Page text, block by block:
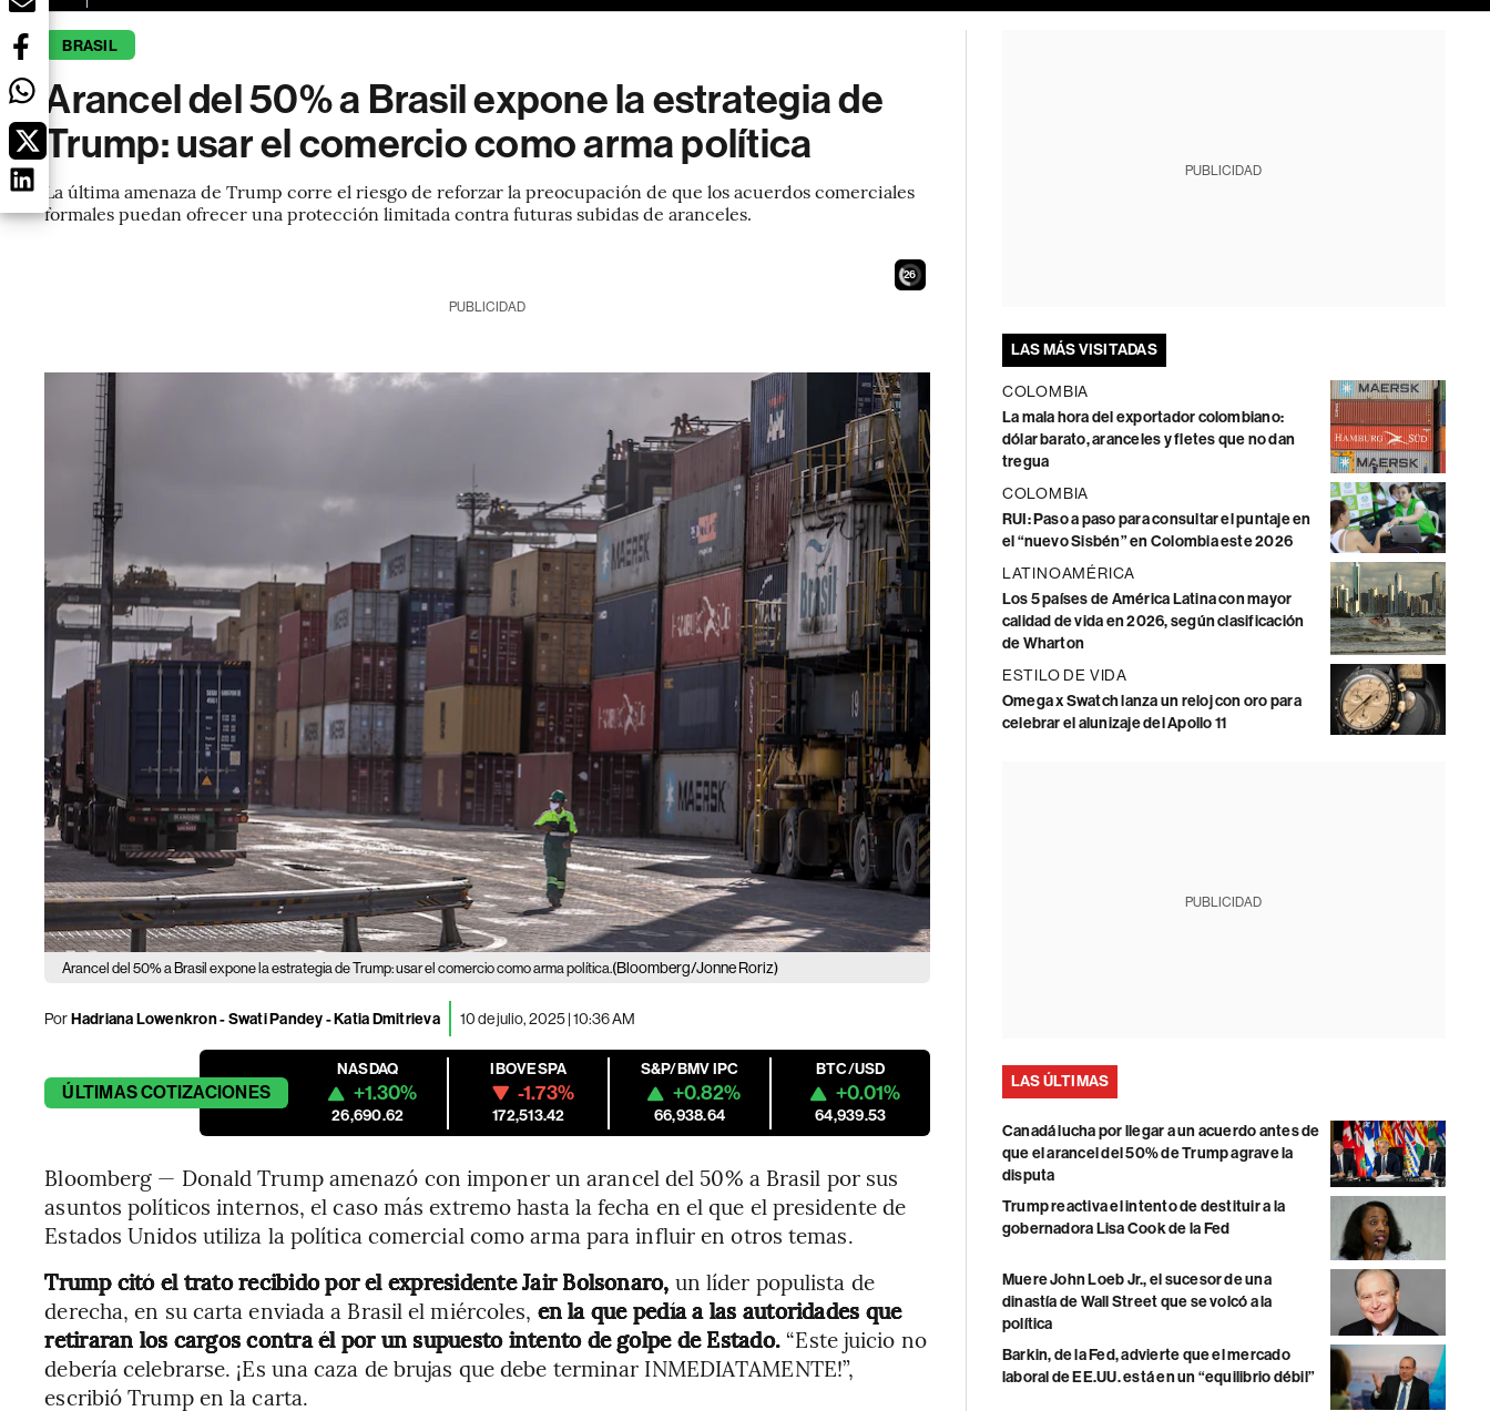
BRASIL
Arancel del 50% a Brasil expone la estrategia de
Trump: usar el comercio como arma política
La última amenaza de Trump corre el riesgo de reforzar la preocupación de que los acuerdos comerciales
formales puedan ofrecer una protección limitada contra futuras subidas de aranceles.
24
PUBLICIDAD
Arancel del 50% a Brasil expone la estrategia de Trump: usar el comercio como arma política.(Bloomberg/Jonne Roriz)
PorHadriana Lowenkron - Swati Pandey - Katia Dmitrieva 10 de julio, 2025 | 10:36 AM
ÚLTIMASCOTIZACIONES
NASDAQ
+1.30%
26,690.62
IBOVESPA
-1.73%
172,513.42
S&P/BMV IPC
+0.82%
66,938.64
BTC/USD
+0.01%
64,939.53
Bloomberg — Donald Trump amenazó con imponer un arancel del 50% a Brasil por sus
asuntos políticos internos, el caso más extremo hasta la fecha en el que el presidente de
Estados Unidos utiliza la política comercial como arma para influir en otros temas.
Trump citó el trato recibido por el expresidente Jair Bolsonaro, un líder populista de
derecha, en su carta enviada a Brasil el miércoles, en la que pedía a las autoridades que
retiraran los cargos contra él por un supuesto intento de golpe de Estado. “Este juicio no
debería celebrarse. ¡Es una caza de brujas que debe terminar INMEDIATAMENTE!”,
escribió Trump en la carta.
PUBLICIDAD
LAS MÁS VISITADAS
COLOMBIA
La mala hora del exportador colombiano:
dólar barato, aranceles y fletes que no dan
tregua
COLOMBIA
RUI: Paso a paso para consultar el puntaje en
el “nuevo Sisbén” en Colombia este 2026
LATINOAMÉRICA
Los 5 países de América Latina con mayor
calidad de vida en 2026, según clasificación
de Wharton
ESTILO DE VIDA
Omega x Swatch lanza un reloj con oro para
celebrar el alunizaje del Apollo 11
PUBLICIDAD
LAS ÚLTIMAS
Canadá lucha por llegar a un acuerdo antes de
que el arancel del 50% de Trump agrave la
disputa
Trump reactiva el intento de destituir a la
gobernadora Lisa Cook de la Fed
Muere John Loeb Jr., el sucesor de una
dinastía de Wall Street que se volcó a la
política
Barkin, de la Fed, advierte que el mercado
laboral de EE.UU. está en un “equilibrio débil”